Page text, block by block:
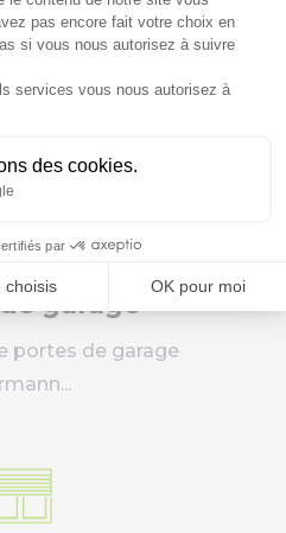
pas encore fait votre choix en
si vous nous autorisez à suivre
services vous nous autorisez à
des cookies.
par
choisis OK pour moi
consent
de doubles
garage
portes de garage